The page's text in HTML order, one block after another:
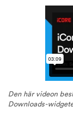
Den här videon
Downloads-